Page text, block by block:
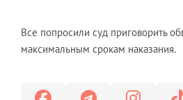
Все попросили суд приговорить
максимальным срокам наказания.